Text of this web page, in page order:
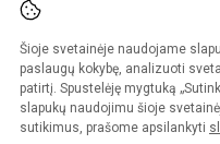
Šioje svetainėje naudojame
paslaugų kokybę, analizuoti
patirtį. Spustelėję mygtuką
slapukų naudojimu šioje
sutikimus, prašome apsilankyti
Kopijuoti turinį be raštiško
Prieinamumo
Sumanus būdas atnaujinti